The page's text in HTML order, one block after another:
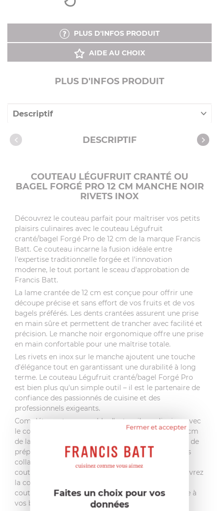
PLUS D'INFOS PRODUIT
AIDE AU CHOIX
PLUS D'INFOS PRODUIT
Descriptif
Caractéristiques
DESCRIPTIF
COUTEAU LÉGUFRUIT CRANTÉ OU
BAGEL FORGÉ PRO 12 CM MANCHE NOIR
RIVETS INOX
Découvrez le couteau parfait pour maîtriser vos petits
plaisirs culinaires avec le couteau Légufruit
cranté/bagel Forgé Pro de 12 cm de la marque Francis
Batt. Ce couteau incarne la fusion idéale entre
l'expertise traditionnelle forgée et l'innovation
moderne, le tout portant le sceau d'approbation de
Francis Batt.
La lame crantée de 12 cm est conçue pour offrir une
découpe précise et sans effort de vos fruits et de vos
bagels préférés. Les dents crantées assurent une prise
en main sûre et permettent de trancher avec facilité et
précision. Le manche noir ergonomique offre une prise
en main confortable pour une maîtrise totale.
Les rivets en inox sur le manche ajoutent une touche
d'élégance tout en garantissant une durabilité à long
terme. Le couteau Légufruit cranté/bagel Forgé Pro
est bien plus qu'un simple outil – il est le partenaire de
confiance des passionnés de cuisine et des
professionnels exigeants.
Complétez votre ensemble d'ustensiles culinaires avec
le couteau Légufruit cranté/bagel Forgé Pro de 12 cm
de la marque Francis Batt. Que vous soyez en train de
préparer un petit-déjeuner délicieux ou de créer des
collations savoureuses, chaque utilisation de ce
couteau sera une expérience exceptionnelle. Découvrez
la commodité et la performance inégalées d'un
couteau de qualité supérieure conçu pour répondre à
vos besoins quotidiens.
Fermer et accepter
Faites un choix pour vos
données